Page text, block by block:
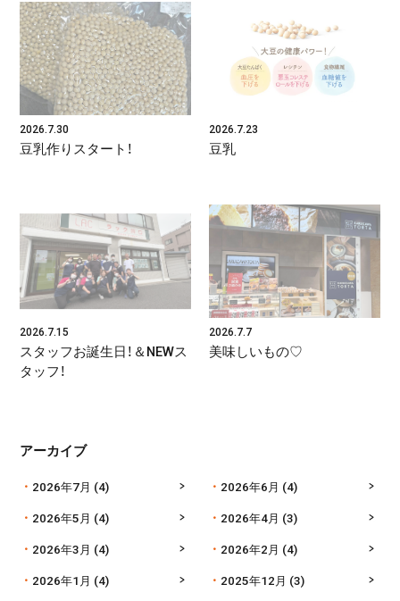
2026.7.30
豆乳作りスタート！
2026.7.23
豆乳
2026.7.15
スタッフお誕生日！＆NEWス
タッフ！
2026.7.7
美味しいもの♡
アーカイブ
2026年7月 (4) 2026年6月 (4)
2026年5月 (4) 2026年4月 (3)
2026年3月 (4) 2026年2月 (4)
2026年1月 (4) 2025年12月 (3)